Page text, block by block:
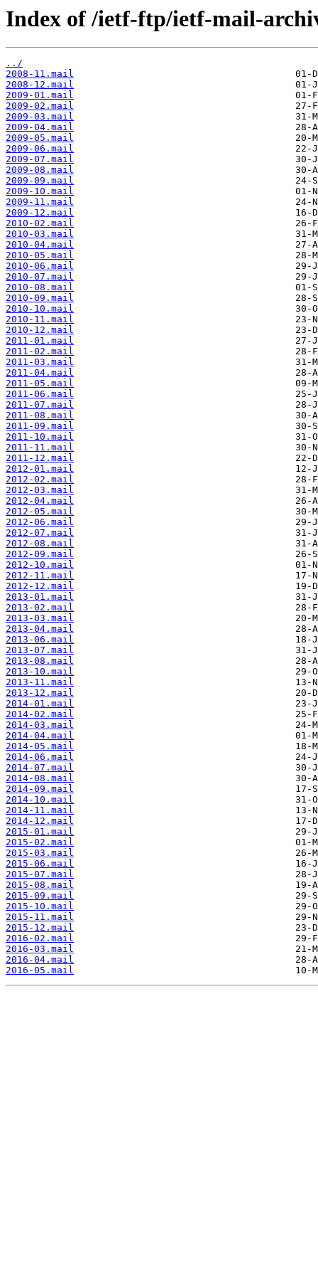
Index of /ietf-ftp/ietf-mail-
../
2008-11.mail
2008-12.mail
2009-01.mail
2009-02.mail
2009-03.mail
2009-04.mail
2009-05.mail
2009-06.mail
2009-07.mail
2009-08.mail
2009-09.mail
2009-10.mail
2009-11.mail
2009-12.mail
2010-02.mail
2010-03.mail
2010-04.mail
2010-05.mail
2010-06.mail
2010-07.mail
2010-08.mail
2010-09.mail
2010-10.mail
2010-11.mail
2010-12.mail
2011-01.mail
2011-02.mail
2011-03.mail
2011-04.mail
2011-05.mail
2011-06.mail
2011-07.mail
2011-08.mail
2011-09.mail
2011-10.mail
2011-11.mail
2011-12.mail
2012-01.mail
2012-02.mail
2012-03.mail
2012-04.mail
2012-05.mail
2012-06.mail
2012-07.mail
2012-08.mail
2012-09.mail
2012-10.mail
2012-11.mail
2012-12.mail
2013-01.mail
2013-02.mail
2013-03.mail
2013-04.mail
2013-06.mail
2013-07.mail
2013-08.mail
2013-10.mail
2013-11.mail
2013-12.mail
2014-01.mail
2014-02.mail
2014-03.mail
2014-04.mail
2014-05.mail
2014-06.mail
2014-07.mail
2014-08.mail
2014-09.mail
2014-10.mail
2014-11.mail
2014-12.mail
2015-01.mail
2015-02.mail
2015-03.mail
2015-06.mail
2015-07.mail
2015-08.mail
2015-09.mail
2015-10.mail
2015-11.mail
2015-12.mail
2016-02.mail
2016-03.mail
2016-04.mail
2016-05.mail